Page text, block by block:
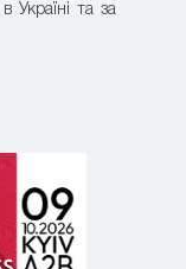
Україні та за